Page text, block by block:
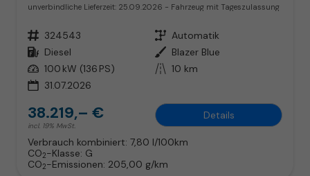
unverbindliche Lieferzeit: 25.09.2026 Fahrzeug mit Tageszulassung
Fahrzeugnr. 324543 Getriebe Automatik
Kraftstoff Diesel Außenfarbe Blazer Blue
Leistung 100 kW (136 PS) Kilometerstand 10 km
31.07.2026
38.219,– €
incl. 19% MwSt.
Details
Verbrauch kombiniert: 7,80 l/100km
CO2-Klasse: G
CO2-Emissionen: 205,00 g/km